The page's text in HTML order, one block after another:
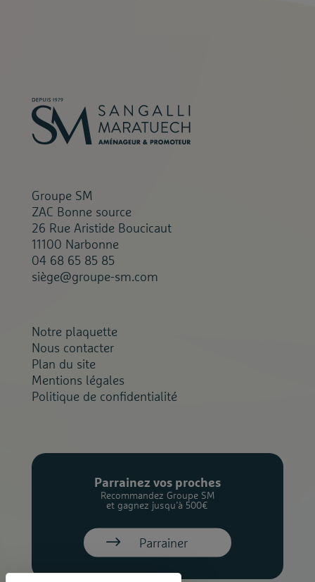
Groupe SM
ZAC Bonne source
26 Rue Aristide Boucicaut
11100 Narbonne
04 68 65 85 85
siège@groupe-sm.com
Notre plaquette
Nous contacter
Plan du site
Mentions légales
Politique de confidentialité
Parrainez vos proches
Recommandez Groupe SM
et gagnez jusqu’à 500€
Parrainer